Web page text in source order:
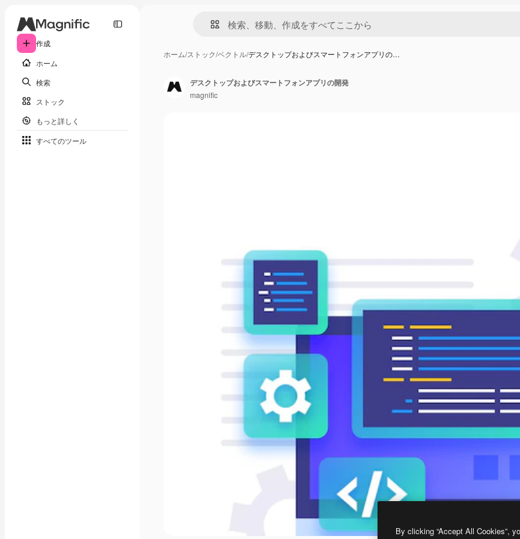
作成
ホーム
検索
ストック
もっと詳しく
すべてのツール
ホーム/ストック/ベクトル/デスクトップおよびスマートフォンアプリの…
デスクトップおよびスマートフォンアプリの開発
magnific
By clicking “Accept All Cookies”,